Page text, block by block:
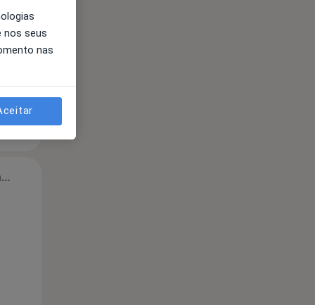
Segunda-feira
nos seus
nas